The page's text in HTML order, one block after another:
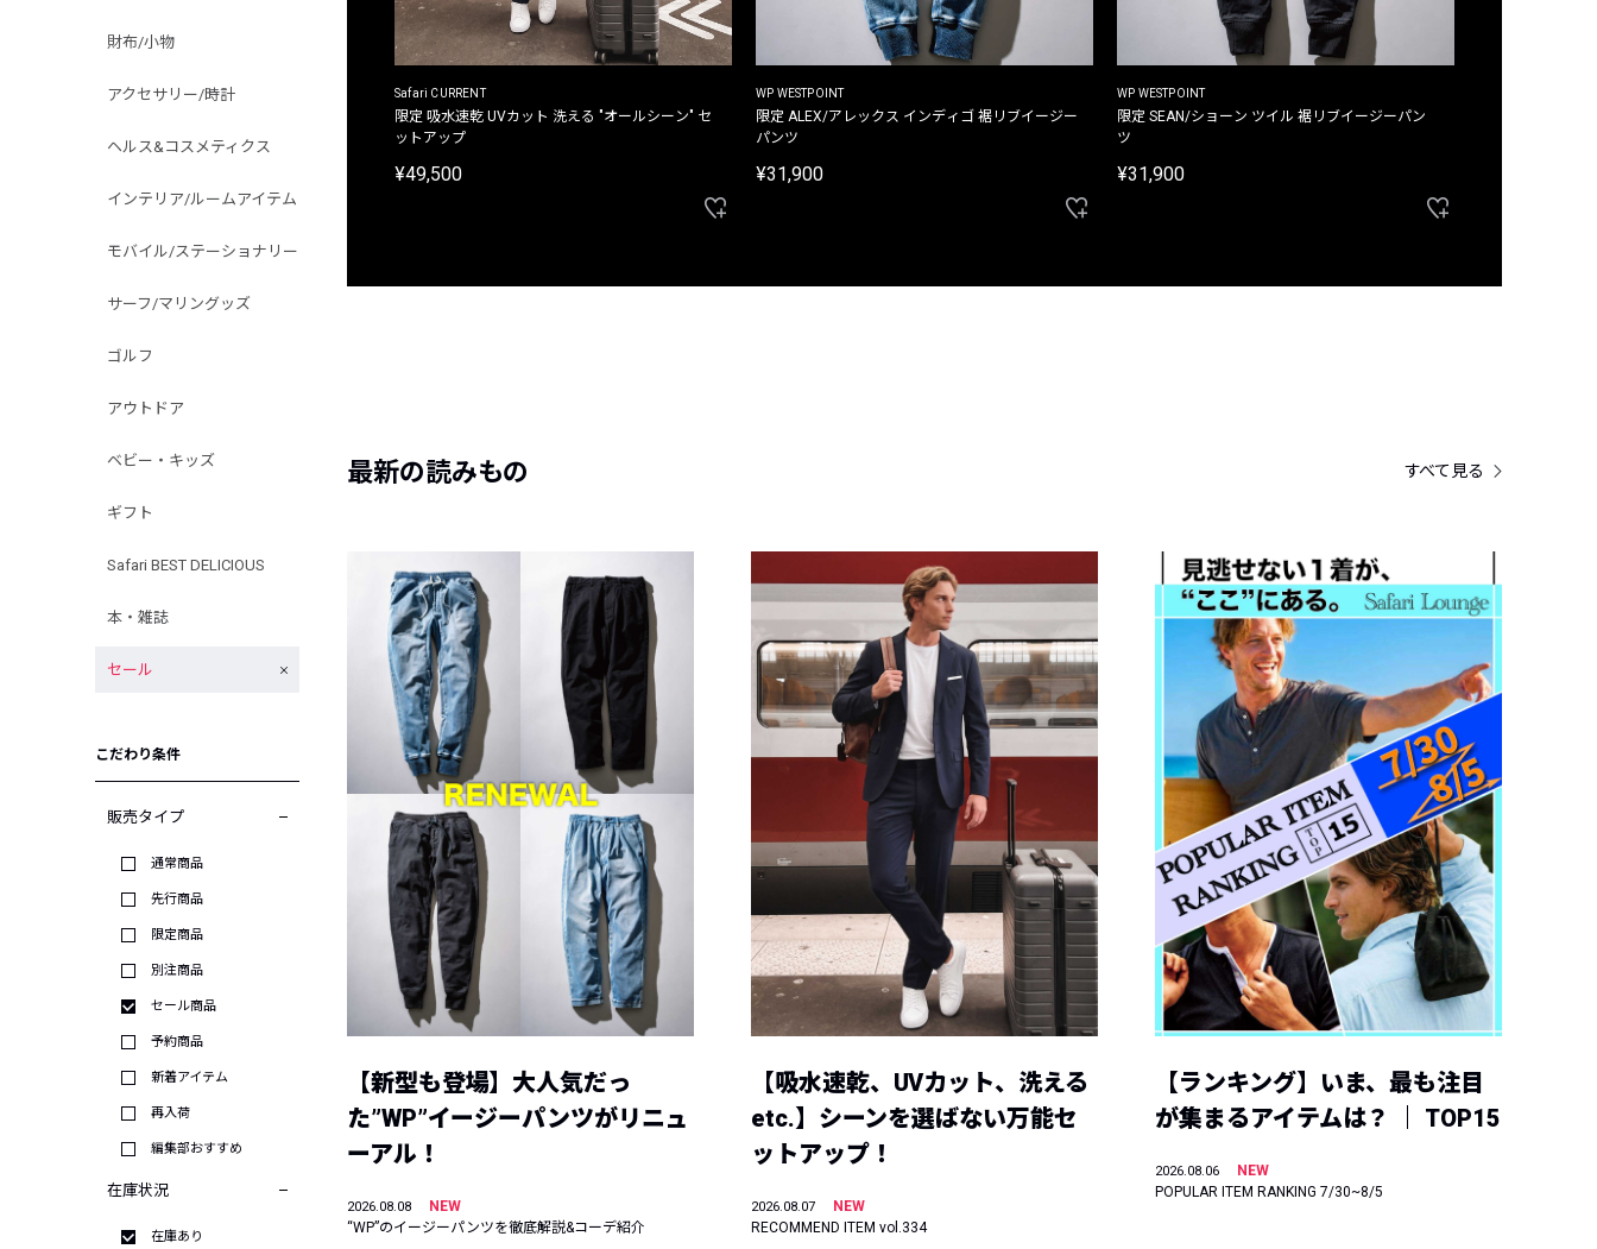
財布/小物
アクセサリー/時計
ヘルス&コスメティクス
インテリア/ルームアイテム
モバイル/ステーショナリー
サーフ/マリングッズ
ゴルフ
アウトドア
ベビー・キッズ
ギフト
Safari BEST DELICIOUS
本・雑誌
セール
こだわり条件
販売タイプ
通常商品
先行商品
限定商品
別注商品
セール商品
予約商品
新着アイテム
再入荷
編集部おすすめ
在庫状況
在庫あり
Safari CURRENT
限定 吸水速乾 UVカット 洗える "オールシーン" セ
ットアップ
¥49,500
WP WESTPOINT
限定 ALEX/アレックス インディゴ 裾リブイージー
パンツ
¥31,900
WP WESTPOINT
限定 SEAN/ショーン ツイル 裾リブイージーパン
ツ
¥31,900
最新の読みもの すべて見る
【新型も登場】大人気だっ
た”WP”イージーパンツがリニュ
ーアル！
2026.08.08
NEW
“WP”のイージーパンツを徹底解説&コーデ紹介
【吸水速乾、UVカット、洗える
etc.】シーンを選ばない万能セ
ットアップ！
2026.08.07
NEW
RECOMMEND ITEM vol.334
【ランキング】いま、最も注目
が集まるアイテムは？ ｜ TOP15
2026.08.06
NEW
POPULAR ITEM RANKING 7/30~8/5